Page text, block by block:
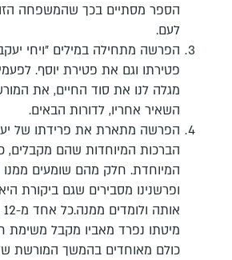
הספר מסתיים בכך שהמשפחה
לעם.
הפרשה מתחילה במילים "ויחי
פטירתו וגם את פטירת יוסף.
מגלה לנו את סוד החיים, את
השאיר אחריו, לדורות הבאים.
הפרשה מתארת את פרידתו של
הברכות המיוחדות שהם מקבלים,
המיוחדת. חלק מהם שומעים
ופרשנינו מסבירים שגם ביקורת
אותה ולומדים ממנה.
מיטתו נפרד מאביו מקבל משימת
כולם מאוחדים בהמשך המורשת